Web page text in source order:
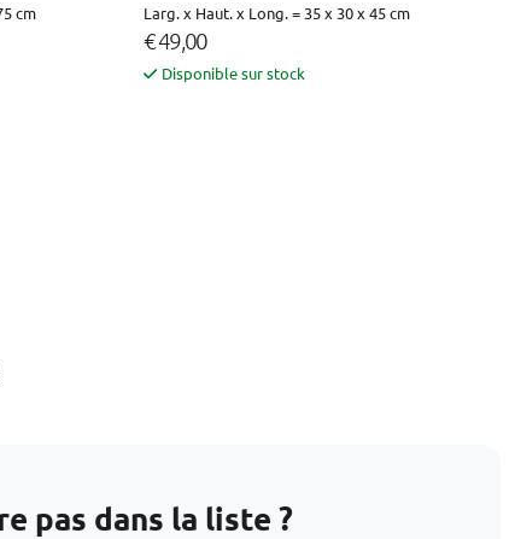
cm Larg. x Haut. x Long. = 35 x 30 x 45 cm
€ 49,00
Disponible sur stock
pas dans la liste ?